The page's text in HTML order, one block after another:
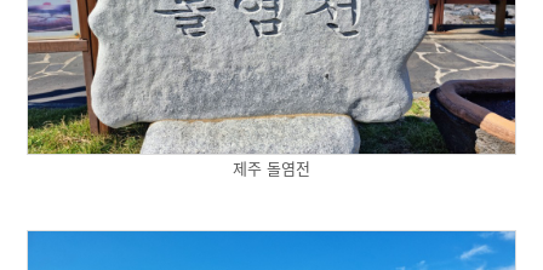
제주 돌염전